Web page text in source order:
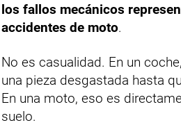
los fallos mecánicos
accidentes de moto.
No es casualidad. En un
una pieza desgastada hasta
En una moto, eso es
suelo.